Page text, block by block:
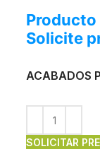
Solicite
ACABADOS
SOLICITAR